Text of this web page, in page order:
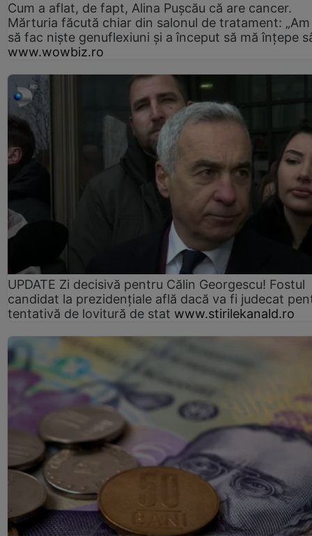
Cum a aflat, de fapt, Alina Pușcău că are cancer.
Mărturia făcută chiar din salonul de tratament:
să fac niște genuflexiuni și a început să mă înțepe
www.wowbiz.ro
UPDATE Zi decisivă pentru Călin Georgescu! Fostul
candidat la prezidențiale află dacă va fi judecat
tentativă de lovitură de stat www.stirilekanald.ro